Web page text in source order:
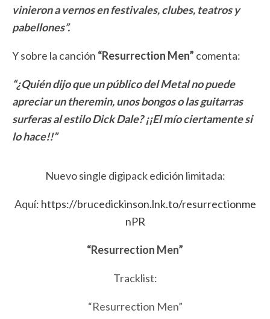
vinieron a vernos en festivales, clubes, teatros y
pabellones”.
Y sobre la canción “Resurrection Men” comenta:
“¿Quién dijo que un público del Metal no puede
apreciar un theremin, unos bongos o las guitarras
surferas al estilo Dick Dale? ¡¡El mío ciertamente si
lo hace!!”
Nuevo single digipack edición limitada:
Aquí: https://brucedickinson.lnk.to/resurrectionme
nPR
“Resurrection Men”
Tracklist:
“Resurrection Men”